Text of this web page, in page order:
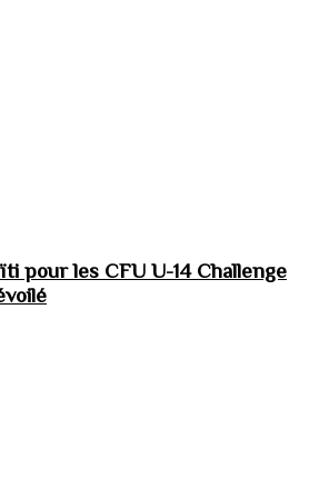
pour les CFU U-14 Challenge